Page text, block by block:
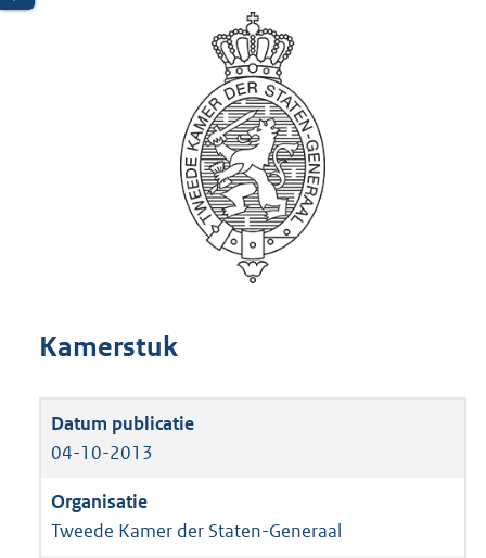
Kamerstuk
04-10-2013
Tweede Kamer der Staten-Generaal